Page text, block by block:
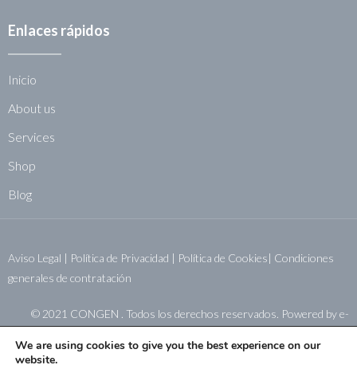
Enlaces rápidos
Inicio
About us
Services
Shop
Blog
Aviso Legal | Política de Privacidad | Política de Cookies| Condiciones
generales de contratación
© 2021 CONGEN . Todos los derechos reservados. Powered bye-
We are using cookies to give you the best experience on our
website.